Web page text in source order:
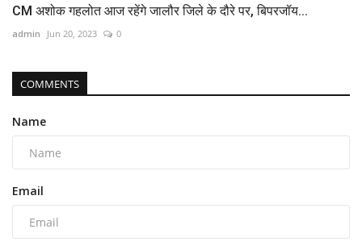
CM अशोक गहलोत आज रहेंगे जालौर जिले के दौरे पर, बिपरजॉय...
admin Jun 20, 2023 0
COMMENTS
Name
Email